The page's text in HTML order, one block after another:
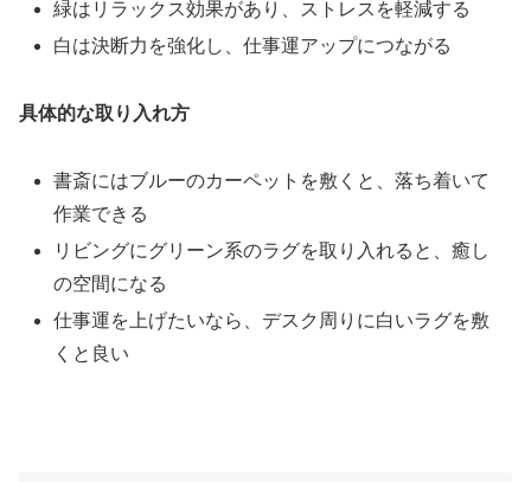
緑はリラックス効果があり、ストレスを軽減する
白は決断力を強化し、仕事運アップにつながる
具体的な取り入れ方
書斎にはブルーのカーペットを敷くと、落ち着いて
作業できる
リビングにグリーン系のラグを取り入れると、癒し
の空間になる
仕事運を上げたいなら、デスク周りに白いラグを敷
くと良い